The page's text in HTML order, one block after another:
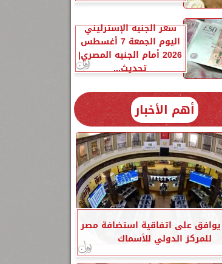
سعر الجنيه الإسترليني
اليوم الجمعة 7 أغسطس
2026 أمام الجنيه المصري|
تحديث...
أهم الأخبار
يوافق على اتفاقية استضافة مصر
للمركز الدولي للأسماك